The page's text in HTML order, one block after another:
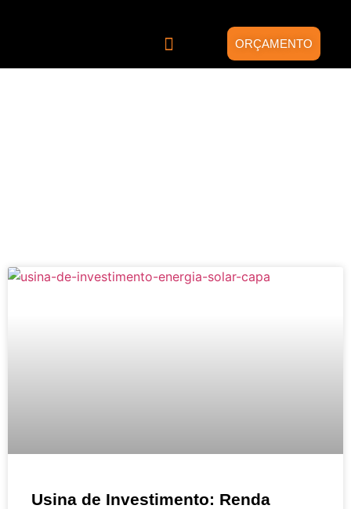
ORÇAMENTO
Usina de Investimento: Renda